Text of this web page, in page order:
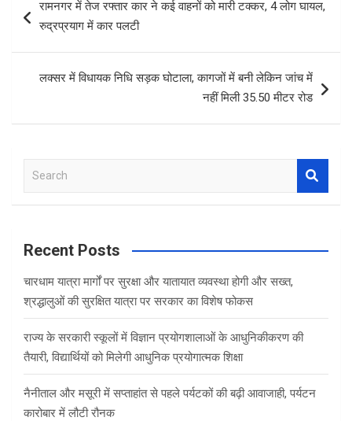
o
o
k
A
p
navigation
रामनगर में तेज रफ्तार कार ने कई वाहनों को मारी टक्कर, 4 लोग घायल,
रुद्रप्रयाग में कार पलटी
लक्सर में विधायक निधि सड़क घोटाला, कागजों में बनी लेकिन जांच में
नहीं मिली 35.50 मीटर रोड
a
c
Recent Posts
चारधाम यात्रा मार्गों पर सुरक्षा और यातायात व्यवस्था होगी और सख्त,
श्रद्धालुओं की सुरक्षित यात्रा पर सरकार का विशेष फोकस
राज्य के सरकारी स्कूलों में विज्ञान प्रयोगशालाओं के आधुनिकीकरण की
तैयारी, विद्यार्थियों को मिलेगी आधुनिक प्रयोगात्मक शिक्षा
नैनीताल और मसूरी में सप्ताहांत से पहले पर्यटकों की बढ़ी आवाजाही, पर्यटन
कारोबार में लौटी रौनक